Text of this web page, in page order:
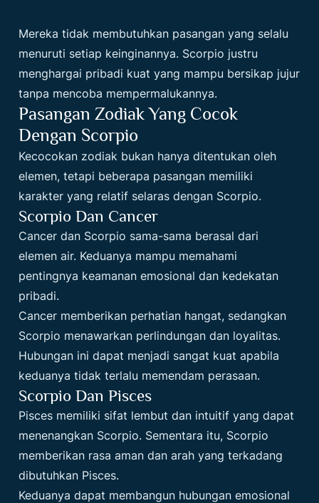
Mereka tidak membutuhkan pasangan yang selalu
menuruti setiap keinginannya. Scorpio justru
menghargai pribadi kuat yang mampu bersikap jujur
tanpa mencoba mempermalukannya.
Pasangan Zodiak Yang Cocok
Dengan Scorpio
Kecocokan zodiak bukan hanya ditentukan oleh
elemen, tetapi beberapa pasangan memiliki
karakter yang relatif selaras dengan Scorpio.
Scorpio Dan Cancer
Cancer dan Scorpio sama-sama berasal dari
elemen air. Keduanya mampu memahami
pentingnya keamanan emosional dan kedekatan
pribadi.
Cancer memberikan perhatian hangat, sedangkan
Scorpio menawarkan perlindungan dan loyalitas.
Hubungan ini dapat menjadi sangat kuat apabila
keduanya tidak terlalu memendam perasaan.
Scorpio Dan Pisces
Pisces memiliki sifat lembut dan intuitif yang dapat
menenangkan Scorpio. Sementara itu, Scorpio
memberikan rasa aman dan arah yang terkadang
dibutuhkan Pisces.
Keduanya dapat membangun hubungan emosional